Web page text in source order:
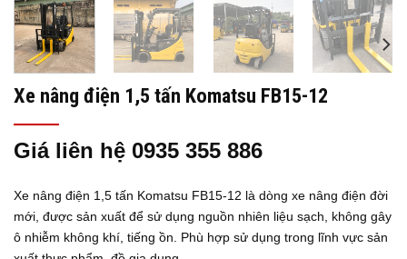
Xe nâng điện 1,5 tấn Komatsu FB15-12
Giá liên hệ 0935 355 886
Xe nâng điện 1,5 tấn Komatsu FB15-12 là dòng xe nâng điện đời
mới, được sản xuất để sử dụng nguồn nhiên liệu sạch, không gây
ô nhiễm không khí, tiếng ồn. Phù hợp sử dụng trong lĩnh vực sản